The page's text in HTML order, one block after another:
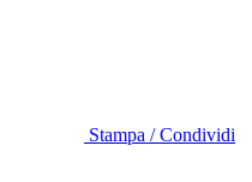
Stampa / Condividi